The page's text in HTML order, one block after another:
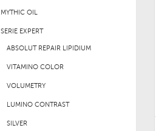
MYTHIC OIL
SERIE EXPERT
ABSOLUT REPAIR LIPIDIUM
VITAMINO COLOR
VOLUMETRY
LUMINO CONTRAST
SILVER